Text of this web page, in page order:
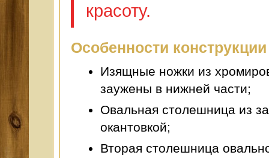
красоту.
Особенности
Изящные ножки из
заужены в нижней части;
Овальная столешница из
окантовкой;
Вторая столешница